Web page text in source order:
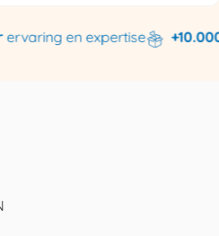
en expertise +10.000